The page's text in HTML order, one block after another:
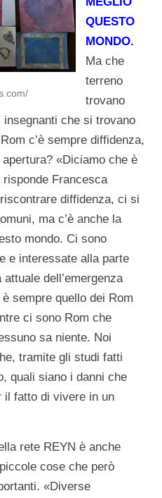
QUESTO
MONDO.
Ma che
terreno
trovano
che si trovano
c’è sempre diffidenza,
«Diciamo che è
risponde Francesca
diffidenza, ci si
ma c’è anche la
mondo. Ci sono
e interessate alla parte
dell’emergenza
sempre quello dei Rom
ci sono Rom che
sa niente. Noi
tramite gli studi fatti
quali siano i danni che
il fatto di vivere in un
rete REYN è anche
cose che però
«Diverse